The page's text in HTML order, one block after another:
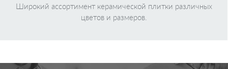
Широкий ассортимент керамической плитки различных
цветов и размеров.